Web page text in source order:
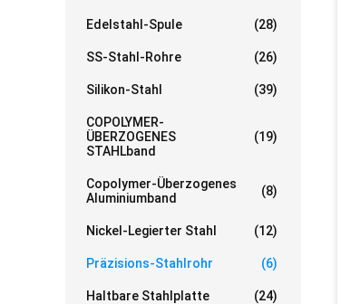
Edelstahl-Spule (28)
SS-Stahl-Rohre (26)
Silikon-Stahl (39)
COPOLYMER-
ÜBERZOGENES
STAHLband
(19)
Copolymer-Überzogenes
Aluminiumband
(8)
Nickel-Legierter Stahl (12)
Präzisions-Stahlrohr (6)
Haltbare Stahlplatte (24)